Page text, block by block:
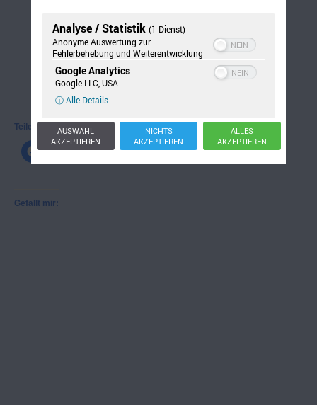
Teilen mit:
Gefällt mir:
Analyse / Statistik (1 Dienst)
Anonyme Auswertung zur
Fehlerbehebung und Weiterentwicklung
Google Analytics
Google LLC, USA
ⓘ Alle Details
AUSWAHL
AKZEPTIEREN
NICHTS
AKZEPTIEREN
ALLES
AKZEPTIEREN